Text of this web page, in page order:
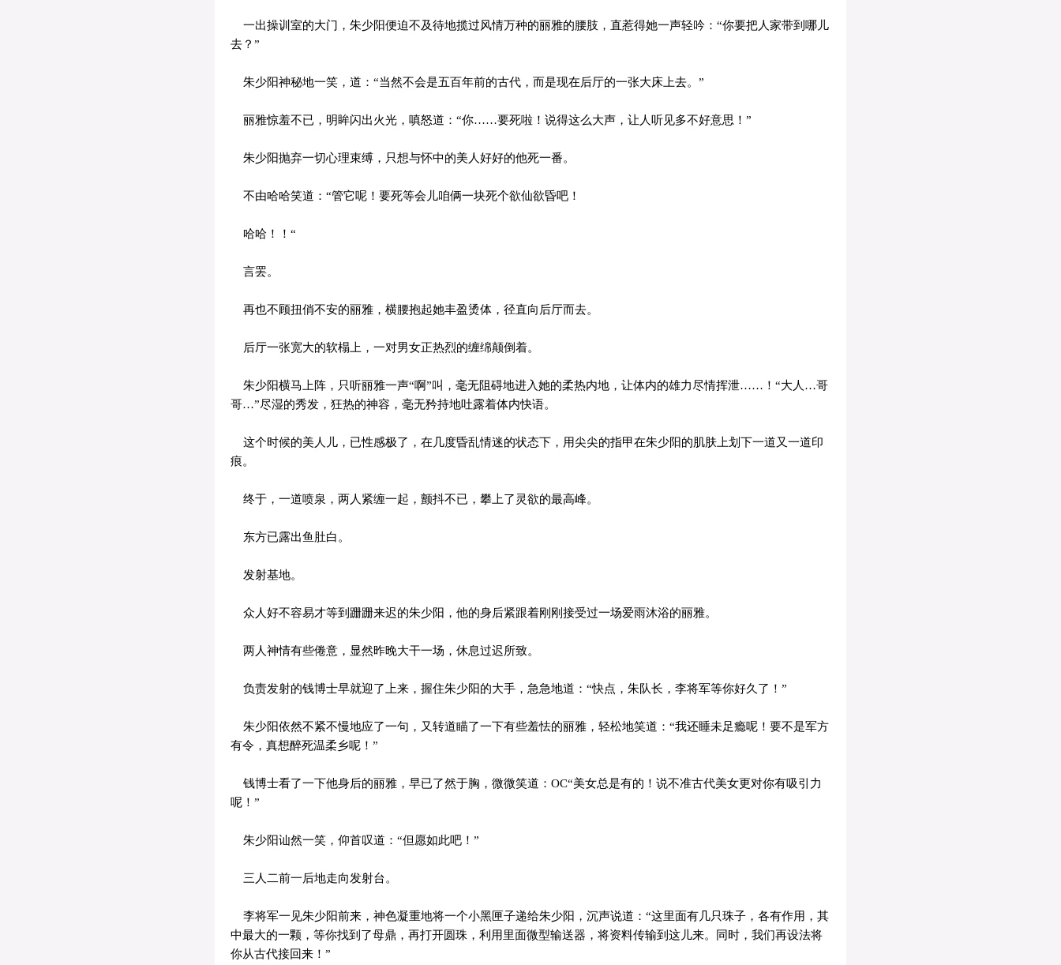
一出操训室的大门，朱少阳便迫不及待地揽过风情万种的丽雅的腰肢，直惹得她一声轻吟：“你要把人家带到哪儿
去？”
朱少阳神秘地一笑，道：“当然不会是五百年前的古代，而是现在后厅的一张大床上去。”
丽雅惊羞不已，明眸闪出火光，嗔怒道：“你……要死啦！说得这么大声，让人听见多不好意思！”
朱少阳抛弃一切心理束缚，只想与怀中的美人好好的他死一番。
不由哈哈笑道：“管它呢！要死等会儿咱俩一块死个欲仙欲昏吧！
哈哈！！“
言罢。
再也不顾扭俏不安的丽雅，横腰抱起她丰盈烫体，径直向后厅而去。
后厅一张宽大的软榻上，一对男女正热烈的缠绵颠倒着。
朱少阳横马上阵，只听丽雅一声“啊”叫，毫无阻碍地进入她的柔热内地，让体内的雄力尽情挥泄……！“大人…哥
哥…”尽湿的秀发，狂热的神容，毫无矜持地吐露着体内快语。
这个时候的美人儿，已性感极了，在几度昏乱情迷的状态下，用尖尖的指甲在朱少阳的肌肤上划下一道又一道印
痕。
终于，一道喷泉，两人紧缠一起，颤抖不已，攀上了灵欲的最高峰。
东方已露出鱼肚白。
发射基地。
众人好不容易才等到跚跚来迟的朱少阳，他的身后紧跟着刚刚接受过一场爱雨沐浴的丽雅。
两人神情有些倦意，显然昨晚大干一场，休息过迟所致。
负责发射的钱博士早就迎了上来，握住朱少阳的大手，急急地道：“快点，朱队长，李将军等你好久了！”
朱少阳依然不紧不慢地应了一句，又转道瞄了一下有些羞怯的丽雅，轻松地笑道：“我还睡未足瘾呢！要不是军方
有令，真想醉死温柔乡呢！”
钱博士看了一下他身后的丽雅，早已了然于胸，微微笑道：OC“美女总是有的！说不准古代美女更对你有吸引力
呢！”
朱少阳讪然一笑，仰首叹道：“但愿如此吧！”
三人二前一后地走向发射台。
李将军一见朱少阳前来，神色凝重地将一个小黑匣子递给朱少阳，沉声说道：“这里面有几只珠子，各有作用，其
中最大的一颗，等你找到了母鼎，再打开圆珠，利用里面微型输送器，将资料传输到这儿来。同时，我们再设法将
你从古代接回来！”